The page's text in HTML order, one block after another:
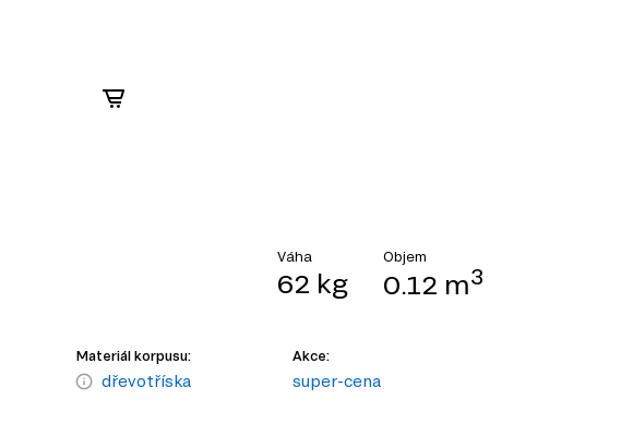
Váha
62 kg
Objem
0.12 m3
Materiál korpusu:
dřevotříska
Akce:
super-cena